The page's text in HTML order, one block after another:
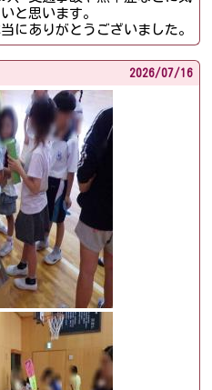
と思います。
にありがとうございました。
2026/07/16